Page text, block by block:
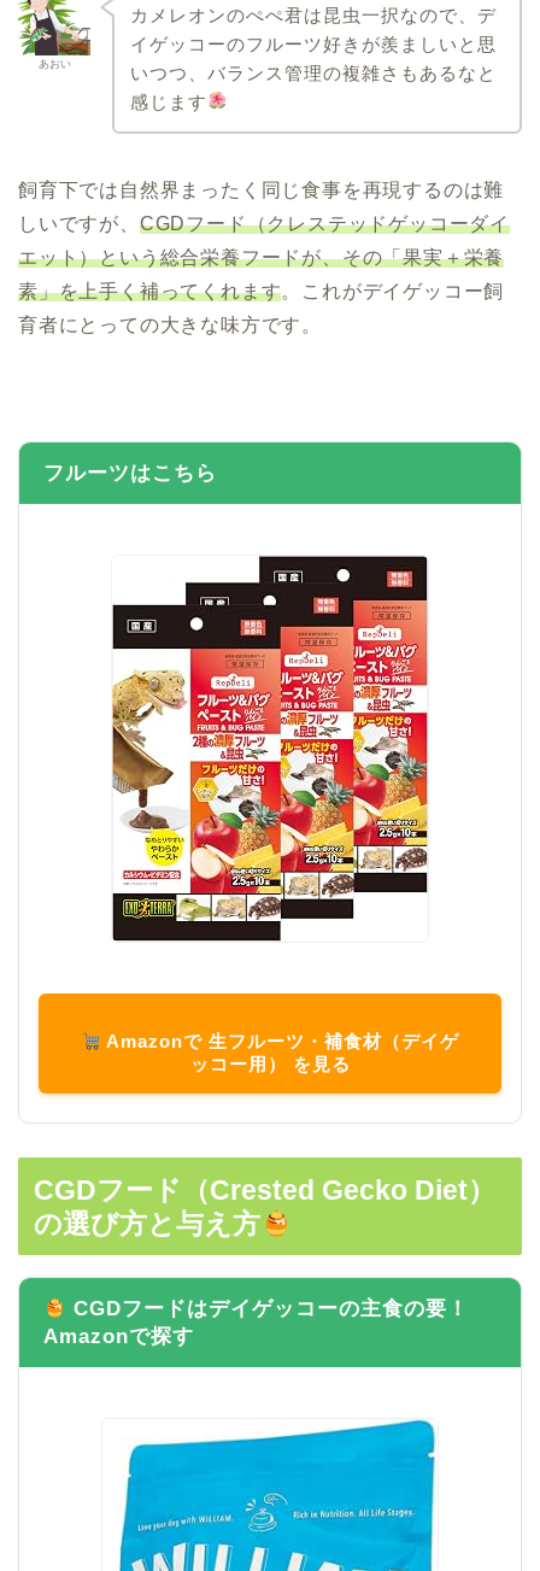
あおい
カメレオンのぺぺ君は昆虫一択なので、デ
イゲッコーのフルーツ好きが羨ましいと思
いつつ、バランス管理の複雑さもあるなと
感じます
飼育下では自然界まったく同じ食事を再現するのは難
しいですが、 CGDフード（クレステッドゲッコーダイ
エット）という総合栄養フードが、その「果実＋栄養
素」を上手く補ってくれます。これがデイゲッコー飼
育者にとっての大きな味方です。
フルーツはこちら
Amazonで 生フルーツ・補食材（デイゲ
ッコー用） を見る
CGDフード（Crested Gecko Diet）
の選び方と与え方
CGDフードはデイゲッコーの主食の要！
Amazonで探す